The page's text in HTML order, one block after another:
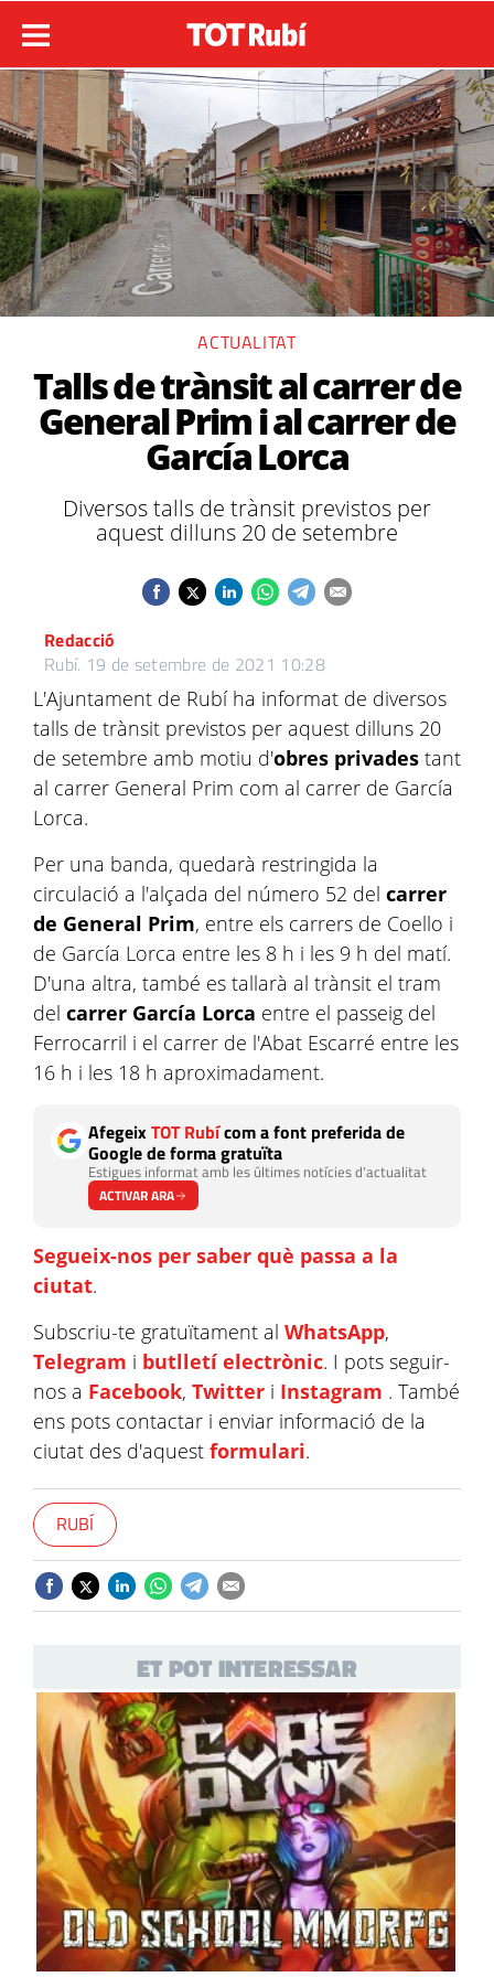
ACTUALITAT
Talls de trànsit al carrer de
General Prim i al carrer de
García Lorca
Diversos talls de trànsit previstos per
aquest dilluns 20 de setembre
Redacció
Rubí. 19 de setembre de 2021 10:28
L'Ajuntament de Rubí ha informat de diversos
talls de trànsit previstos per aquest dilluns 20
de setembre amb motiu d'obres privades tant
al carrer General Prim com al carrer de García
Lorca.
Per una banda, quedarà restringida la
circulació a l'alçada del número 52 del carrer
de General Prim, entre els carrers de Coello i
de García Lorca entre les 8 h i les 9 h del matí.
D'una altra, també es tallarà al trànsit el tram
del carrer García Lorca entre el passeig del
Ferrocarril i el carrer de l'Abat Escarré entre les
16 h i les 18 h aproximadament.
AfegeixTOT Rubícom a font preferida de
Google de forma gratuïta
Estigues informat amb les últimes notícies d'actualitat
ACTIVAR ARA
Segueix-nos per saber què passa a la
ciutat.
Subscriu-te gratuïtament al WhatsApp,
Telegram i butlletí electrònic. I pots seguir-
nos a Facebook, Twitter i Instagram . També
ens pots contactar i enviar informació de la
ciutat des d'aquest formulari.
RUBÍ
ET POT INTERESSAR